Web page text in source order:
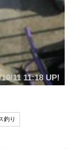
11 11:18 UP!
釣り